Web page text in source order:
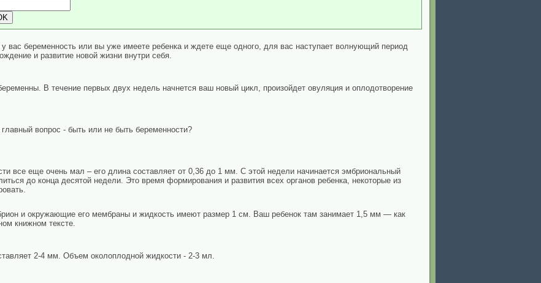
у вас беременность или вы уже имеете ребенка и ждете еще одного, для вас наступает волнующий период
и развитие новой жизни внутри себя.
В течение первых двух недель начнется ваш новый цикл, произойдет овуляция и оплодотворение
вопрос - быть или не быть беременности?
все еще очень мал – его длина составляет от 0,36 до 1 мм. С этой недели начинается эмбриональный
до конца десятой недели. Это время формирования и развития всех органов ребенка, некоторые из
и окружающие его мембраны и жидкость имеют размер 1 см. Ваш ребенок там занимает 1,5 мм — как
книжном тексте.
2-4 мм. Объем околоплодной жидкости - 2-3 мл.